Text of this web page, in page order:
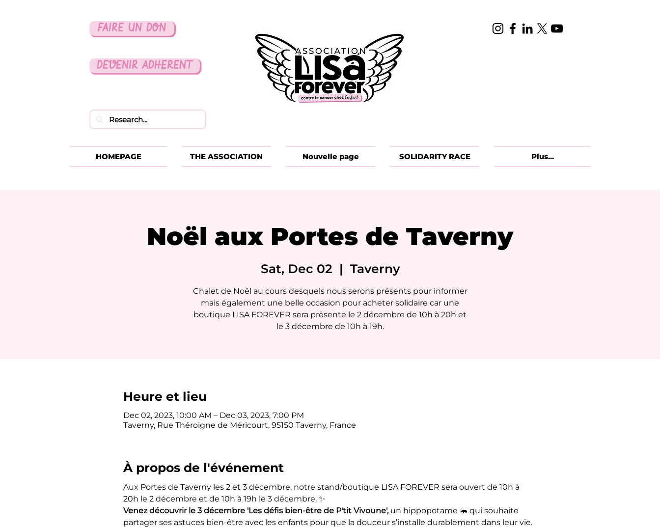
FAIRE UN DON
DEVENIR ADHERENT
Noël aux Portes de Taverny
Sat, Dec 02
  |
Taverny
Chalet de Noël au cours desquels nous serons présents pour informer
mais également une belle occasion pour acheter solidaire car une
boutique LISA FOREVER sera présente le 2 décembre de 10h à 20h et
le 3 décembre de 10h à 19h.
Heure et lieu
Dec 02, 2023, 10:00 AM – Dec 03, 2023, 7:00 PM
Taverny, Rue Théroigne de Méricourt, 95150 Taverny, France
À propos de l'événement
Aux Portes de Taverny les 2 et 3 décembre, notre stand/boutique LISA FOREVER sera ouvert de 10h à
20h le 2 décembre et de 10h à 19h le 3 décembre. ✨
Venez découvrir le 3 décembre 'Les défis bien-être de P'tit Vivoune', un hippopotame 🦛 qui souhaite
partager ses astuces bien-être avec les enfants pour que la douceur s’installe durablement dans leur vie.
HOMEPAGE THE ASSOCIATION Nouvelle page SOLIDARITY RACE Plus...